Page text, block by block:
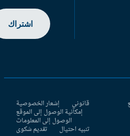
اشتراك
قانوني إشعار الخصوصية
إمكانية الوصول إلى الموقع
الوصول إلى المعلومات
تنبيه احتيال تقديم شكوى